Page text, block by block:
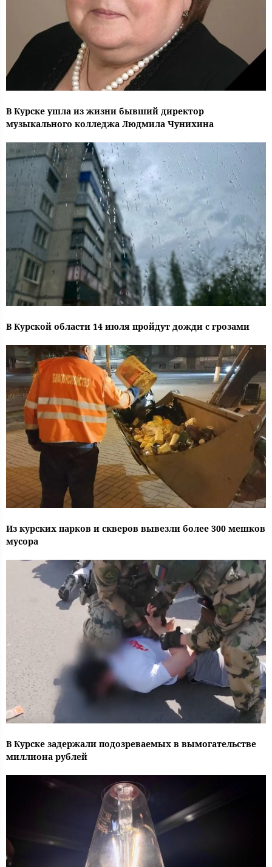
В Курске ушла из жизни бывший директор
музыкального колледжа Людмила Чунихина
В Курской области 14 июля пройдут дожди с грозами
Из курских парков и скверов вывезли более 300 мешков
мусора
В Курске задержали подозреваемых в вымогательстве
миллиона рублей